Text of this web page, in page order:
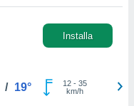
Installa
/ 19° 12- 35
km/h